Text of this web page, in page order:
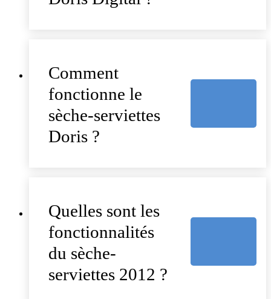
Comment
fonctionne le
sèche-serviettes
Doris ?
Quelles sont les
fonctionnalités
du sèche-
serviettes 2012 ?